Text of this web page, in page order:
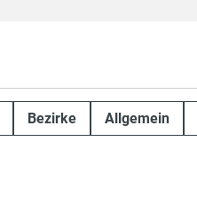
Bezirke Allgemein